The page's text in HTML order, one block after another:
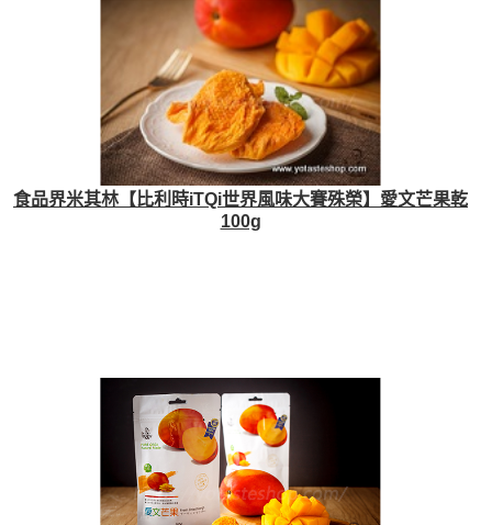
食品界米其林【比利時iTQi世界風味大賽殊榮】愛文芒果乾
100g